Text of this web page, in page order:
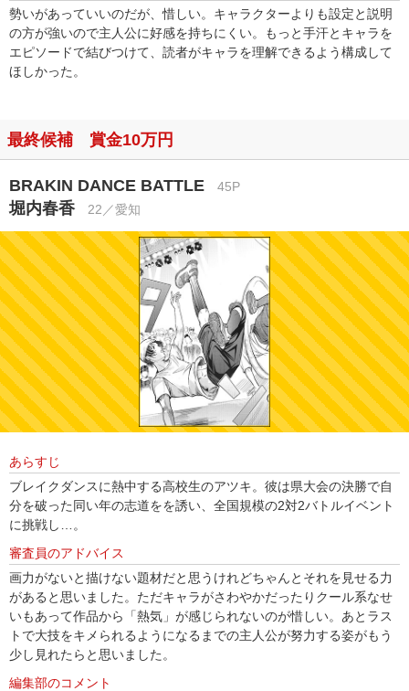
勢いがあっていいのだが、惜しい。キャラクターよりも設定と説明
の方が強いので主人公に好感を持ちにくい。もっと手汗とキャラを
エピソードで結びつけて、読者がキャラを理解できるよう構成して
ほしかった。
最終候補 賞金10万円
BRAKIN DANCE BATTLE 45P
堀内春香 22／愛知
あらすじ
ブレイクダンスに熱中する高校生のアツキ。彼は県大会の決勝で自
分を破った同い年の志道をを誘い、全国規模の2対2バトルイベント
に挑戦し…。
審査員のアドバイス
画力がないと描けない題材だと思うけれどちゃんとそれを見せる力
があると思いました。ただキャラがさわやかだったりクール系なせ
いもあって作品から「熱気」が感じられないのが惜しい。あとラス
トで大技をキメられるようになるまでの主人公が努力する姿がもう
少し見れたらと思いました。
編集部のコメント